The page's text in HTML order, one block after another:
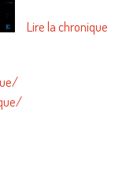
Lire la chronique